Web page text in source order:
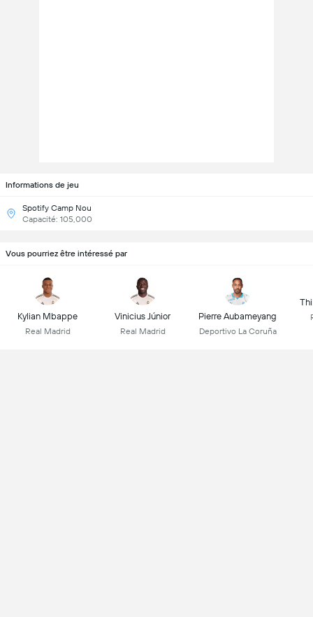
Informations de jeu
Spotify Camp Nou
Capacité: 105,000
Vous pourriez être intéressé par
Kylian Mbappe
Real Madrid
Vinicius Júnior
Real Madrid
Pierre Aubameyang
Deportivo La Coruña